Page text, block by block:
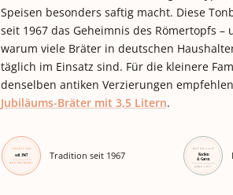
Speisen besonders saftig macht. Diese
seit 1967 das Geheimnis des Römertopfs –
warum viele Bräter in deutschen
täglich im Einsatz sind. Für die kleinere
denselben antiken Verzierungen
Jubiläums-Bräter mit 3,5 Litern.
Tradition seit 1967